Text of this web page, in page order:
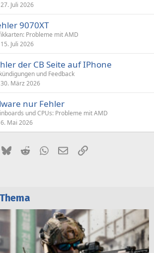
27. Juli 2026
9070XT
Probleme mit AMD
15. Juli 2026
der CB Seite auf IPhone
und Feedback
30. März 2026
nur Fehler
und CPUs: Probleme mit AMD
6. Mai 2026
(Twitter)
BlueskyRedditWhatsApp
E-MailLink